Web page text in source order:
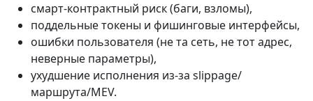
смарт-контрактный риск (баги, взломы),
поддельные токены и фишинговые интерфейсы,
ошибки пользователя (не та сеть, не тот адрес,
неверные параметры),
ухудшение исполнения из-за slippage/
маршрута/MEV.